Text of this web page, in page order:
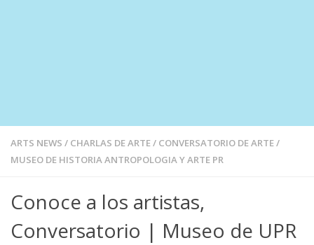
ARTS NEWS / CHARLAS DE ARTE/ CONVERSATORIO DE ARTE/
MUSEO DE HISTORIA ANTROPOLOGIA Y ARTE PR
Conoce a los artistas,
Conversatorio | Museo de UPR